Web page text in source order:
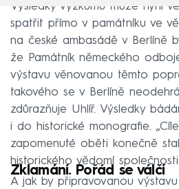
Výsledky výzkumu může nyní
spatřit přímo v památníku ve
na české ambasádě v Berlíně
že Památník německého
výstavu věnovanou těmto
takového se v Berlíně
zdůrazňuje Uhlíř. Výsledky
i do historické monografie.
zapomenuté oběti konečně
historického vědomí
Zklamání. Pořád se válčí
A jak by připravovanou